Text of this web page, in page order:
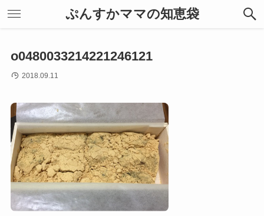
ぷんすかママの知恵袋
o0480033214221246121
2018.09.11